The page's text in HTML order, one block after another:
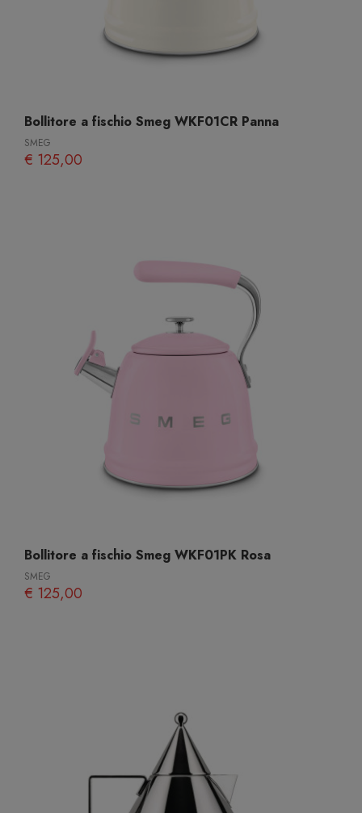
Bollitore a fischio Smeg WKF01CR Panna
SMEG
€ 125,00
Bollitore a fischio Smeg WKF01PK Rosa
SMEG
€ 125,00